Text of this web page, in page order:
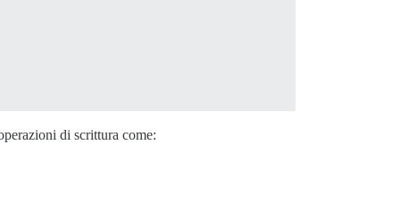
di scrittura come: